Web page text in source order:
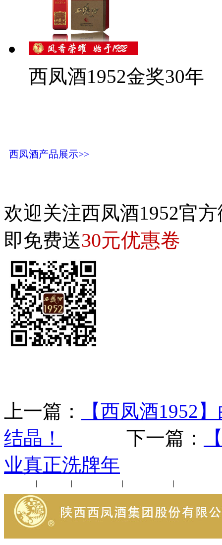
西凤酒1952金奖30年
西凤酒产品展示>>
欢迎关注西凤酒1952官
即免费送30元优惠卷
上一篇：
【西凤酒1952
结晶！
下一篇：
业真正洗牌年
| | | |